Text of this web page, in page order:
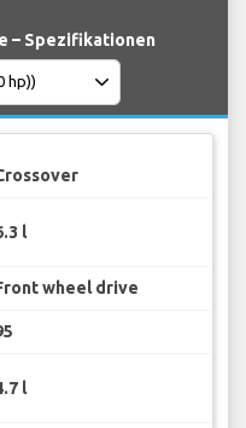
– Spezifikationen
l
wheel drive
l